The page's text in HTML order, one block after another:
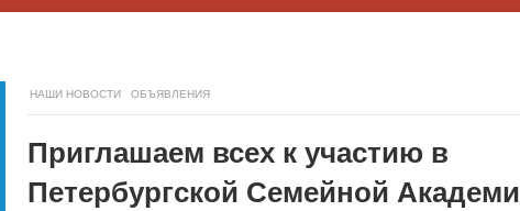
НАШИ НОВОСТИ ОБЪЯВЛЕНИЯ
Приглашаем всех к участию в
Петербургской Семейной